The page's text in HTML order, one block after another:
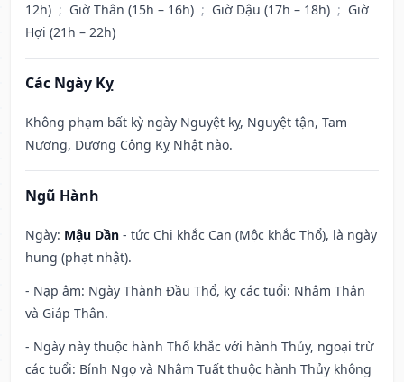
12h) ; Giờ Thân (15h – 16h) ; Giờ Dậu (17h – 18h) ; Giờ
Hợi (21h – 22h)
Các Ngày Kỵ
Không phạm bất kỳ ngày Nguyệt kỵ, Nguyệt tận, Tam
Nương, Dương Công Kỵ Nhật nào.
Ngũ Hành
Ngày: Mậu Dần - tức Chi khắc Can (Mộc khắc Thổ), là ngày
hung (phạt nhật).
- Nạp âm: Ngày Thành Đầu Thổ, kỵ các tuổi: Nhâm Thân
và Giáp Thân.
- Ngày này thuộc hành Thổ khắc với hành Thủy, ngoại trừ
các tuổi: Bính Ngọ và Nhâm Tuất thuộc hành Thủy không